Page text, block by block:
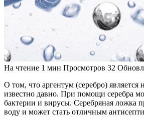
На чтение 1 мин Просмотров 32
О том, что аргентум (серебро) является
известно давно. При помощи серебра
бактерии и вирусы. Серебряная ложка
воду и может стать отличным